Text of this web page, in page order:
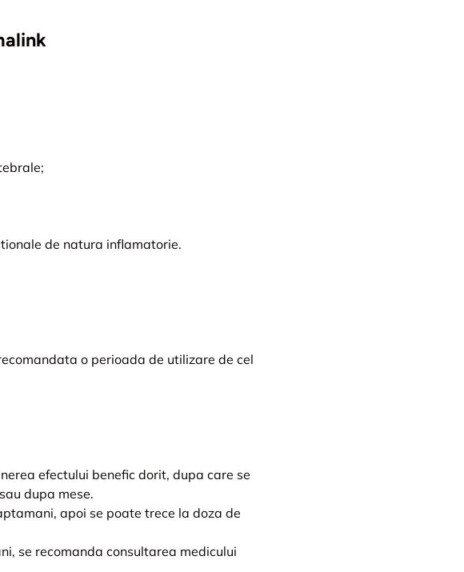
de natura inflamatorie.
o perioada de utilizare de cel
efectului benefic dorit, dupa care se
dupa mese.
apoi se poate trece la doza de
se recomanda consultarea medicului